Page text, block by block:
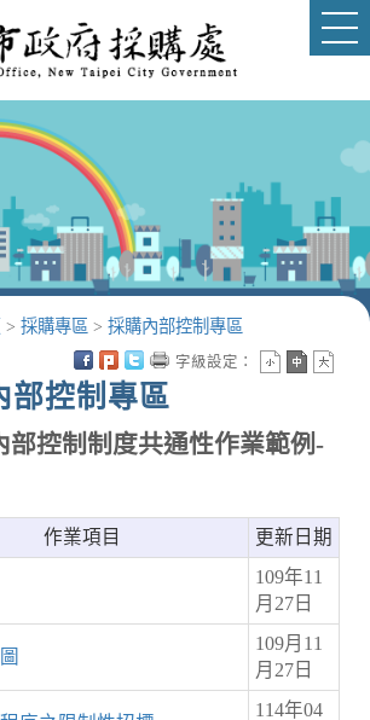
> 採購專區 > 採購內部控制專區
部控制專區
字級設定：
部控制制度共通性作業範例-
作業項目 更新日期
109年11
月27日
109月11
月27日
114年04